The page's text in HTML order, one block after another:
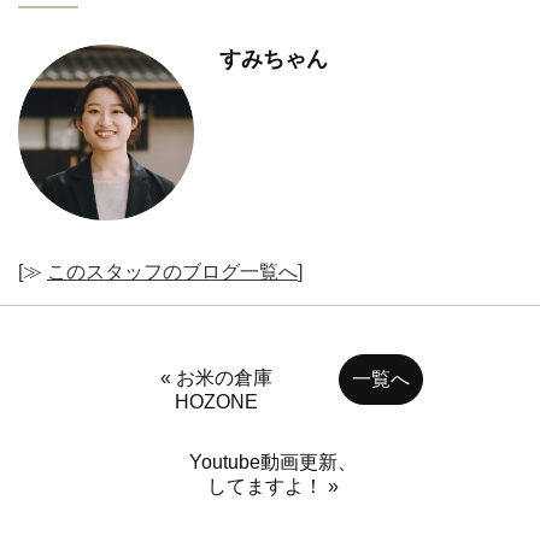
すみちゃん
[≫ このスタッフのブログ一覧へ]
« お米の倉庫
HOZONE
一覧へ
Youtube動画更新、
してますよ！ »